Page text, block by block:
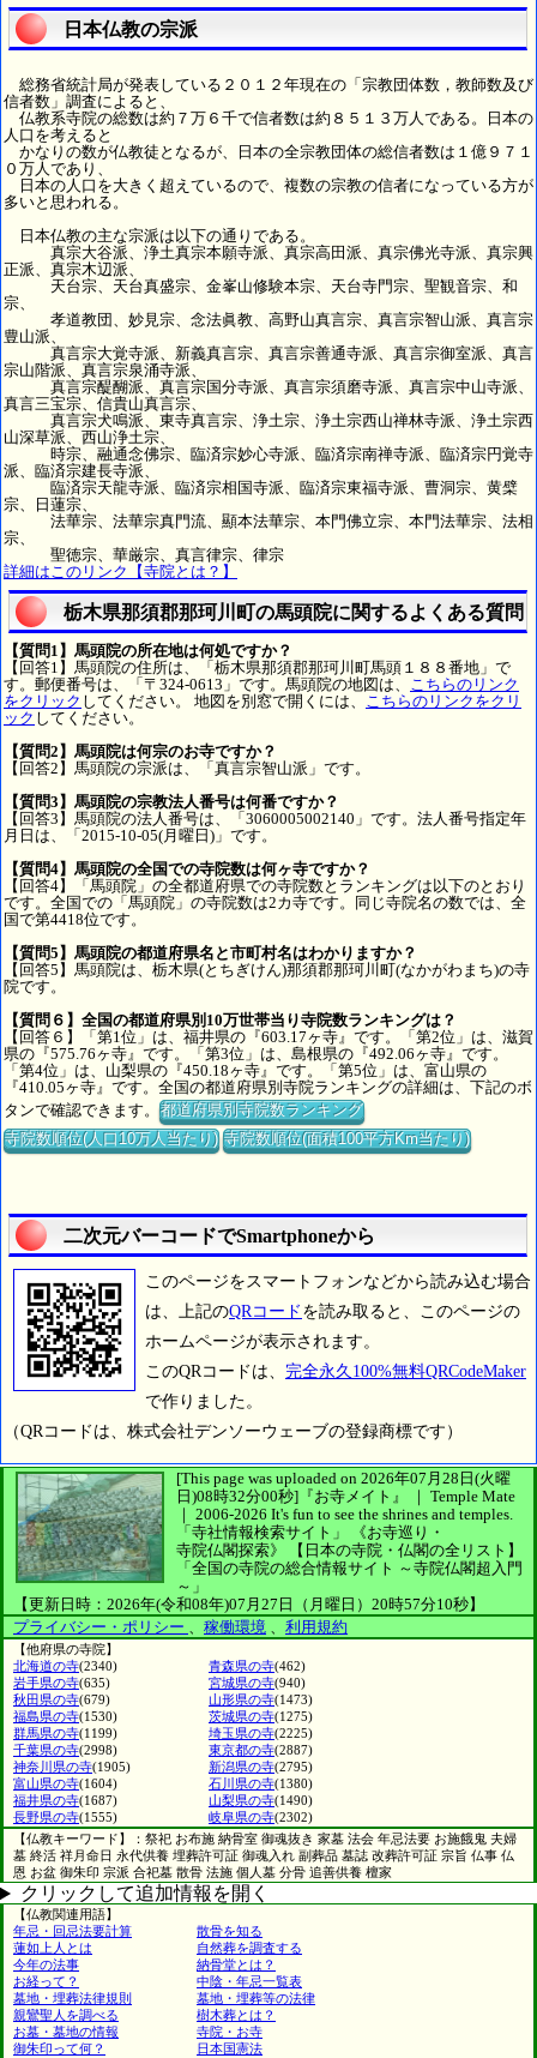
日本仏教の宗派
総務省統計局が発表している２０１２年現在の「宗教団体数，教師数及び
信者数」調査によると、
仏教系寺院の総数は約７万６千で信者数は約８５１３万人である。日本の
人口を考えると
かなりの数が仏教徒となるが、日本の全宗教団体の総信者数は１億９７１
０万人であり、
日本の人口を大きく超えているので、複数の宗教の信者になっている方が
多いと思われる。
日本仏教の主な宗派は以下の通りである。
真宗大谷派、浄土真宗本願寺派、真宗高田派、真宗佛光寺派、真宗興
正派、真宗木辺派、
天台宗、天台真盛宗、金峯山修験本宗、天台寺門宗、聖観音宗、和
宗、
孝道教団、妙見宗、念法眞教、高野山真言宗、真言宗智山派、真言宗
豊山派、
真言宗大覚寺派、新義真言宗、真言宗善通寺派、真言宗御室派、真言
宗山階派、真言宗泉涌寺派、
真言宗醍醐派、真言宗国分寺派、真言宗須磨寺派、真言宗中山寺派、
真言三宝宗、信貴山真言宗、
真言宗犬鳴派、東寺真言宗、浄土宗、浄土宗西山禅林寺派、浄土宗西
山深草派、西山浄土宗、
時宗、融通念佛宗、臨済宗妙心寺派、臨済宗南禅寺派、臨済宗円覚寺
派、臨済宗建長寺派、
臨済宗天龍寺派、臨済宗相国寺派、臨済宗東福寺派、曹洞宗、黄檗
宗、日蓮宗、
法華宗、法華宗真門流、顯本法華宗、本門佛立宗、本門法華宗、法相
宗、
聖徳宗、華厳宗、真言律宗、律宗
詳細はこのリンク【寺院とは？】
栃木県那須郡那珂川町の馬頭院に関するよくある質問
【質問1】馬頭院の所在地は何処ですか？
【回答1】馬頭院の住所は、「栃木県那須郡那珂川町馬頭１８８番地」で
す。郵便番号は、「〒324-0613」です。馬頭院の地図は、 こちらのリンク
をクリック してください。 地図を別窓で開くには、 こちらのリンクをクリ
ック してください。
【質問2】馬頭院は何宗のお寺ですか？
【回答2】馬頭院の宗派は、「真言宗智山派」です。
【質問3】馬頭院の宗教法人番号は何番ですか？
【回答3】馬頭院の法人番号は、「3060005002140」です。法人番号指定年
月日は、「2015-10-05(月曜日)」です。
【質問4】馬頭院の全国での寺院数は何ヶ寺ですか？
【回答4】「馬頭院」の全都道府県での寺院数とランキングは以下のとおり
です。全国での「馬頭院」の寺院数は2カ寺です。同じ寺院名の数では、全
国で第4418位です。
【質問5】馬頭院の都道府県名と市町村名はわかりますか？
【回答5】馬頭院は、栃木県(とちぎけん)那須郡那珂川町(なかがわまち)の寺
院です。
【質問６】全国の都道府県別10万世帯当り寺院数ランキングは？
【回答６】「第1位」は、福井県の『603.17ヶ寺』です。「第2位」は、滋賀
県の『575.76ヶ寺』です。「第3位」は、島根県の『492.06ヶ寺』です。
「第4位」は、山梨県の『450.18ヶ寺』です。「第5位」は、富山県の
『410.05ヶ寺』です。全国の都道府県別寺院ランキングの詳細は、下記のボ
タンで確認できます。都道府県別寺院数ランキング
寺院数順位(人口10万人当たり) 寺院数順位(面積100平方Km当たり)
二次元バーコードでSmartphoneから
このページをスマートフォンなどから読み込む場合
は、上記のQRコード を読み取ると、このページの
ホームページが表示されます。
このQRコードは、 完全永久100%無料QRCodeMaker
で作りました。
（QRコードは、株式会社デンソーウェーブの登録商標です）
[This page was uploaded on 2026年07月28日(火曜
日)08時32分00秒] 『お寺メイト』 ｜ Temple Mate
｜ 2006-2026 It's fun to see the shrines and temples.
「寺社情報検索サイト」
《お寺巡り・
寺院仏閣探索》
【日本の寺院・仏閣の全リスト】
「全国の寺院の総合情報サイト ～寺院仏閣超入門
～」
【更新日時：2026年(令和08年)07月27日（月曜日）20時57分10秒】
プライバシー・ポリシー 、 稼働環境 、 利用規約
【他府県の寺院】
北海道の寺(2340) 青森県の寺(462)
岩手県の寺(635) 宮城県の寺(940)
秋田県の寺(679) 山形県の寺(1473)
福島県の寺(1530) 茨城県の寺(1275)
群馬県の寺(1199) 埼玉県の寺(2225)
千葉県の寺(2998) 東京都の寺(2887)
神奈川県の寺(1905) 新潟県の寺(2795)
富山県の寺(1604) 石川県の寺(1380)
福井県の寺(1687) 山梨県の寺(1490)
長野県の寺(1555) 岐阜県の寺(2302)
【仏教キーワード】：祭祀 お布施 納骨室 御魂抜き 家墓 法会 年忌法要 お施餓鬼 夫婦
墓 終活 祥月命日 永代供養 埋葬許可証 御魂入れ 副葬品 墓誌 改葬許可証 宗旨 仏事 仏
恩 お盆 御朱印 宗派 合祀墓 散骨 法施 個人墓 分骨 追善供養 檀家
クリックして追加情報を開く
【仏教関連用語】
年忌・回忌法要計算
散骨を知る
蓮如上人とは
自然葬を調査する
今年の法事
納骨堂とは？
お経って？
中陰・年忌一覧表
墓地・埋葬法律規則
墓地・埋葬等の法律
親鸞聖人を調べる
樹木葬とは？
お墓・墓地の情報
寺院・お寺
御朱印って何？
日本国憲法